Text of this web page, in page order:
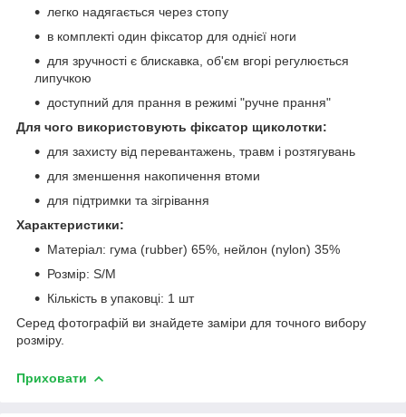
легко надягається через стопу
в комплекті один фіксатор для однієї ноги
для зручності є блискавка, об'єм вгорі регулюється
липучкою
доступний для прання в режимі "ручне прання"
Для чого використовують фіксатор щиколотки:
для захисту від перевантажень, травм і розтягувань
для зменшення накопичення втоми
для підтримки та зігрівання
Характеристики:
Матеріал: гума (rubber) 65%, нейлон (nylon) 35%
Розмір: S/M
Кількість в упаковці: 1 шт
Серед фотографій ви знайдете заміри для точного вибору
розміру.
Приховати